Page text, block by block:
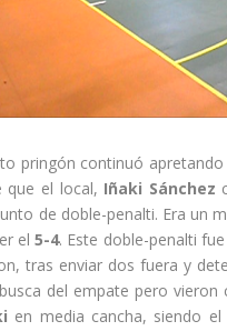
pringón continuó
que el local, Iñaki Sánchez
de doble-penalti. Era un
el5-4. Este doble-penalti
tras enviar dos fuera y
del empate pero
en media cancha, siendo